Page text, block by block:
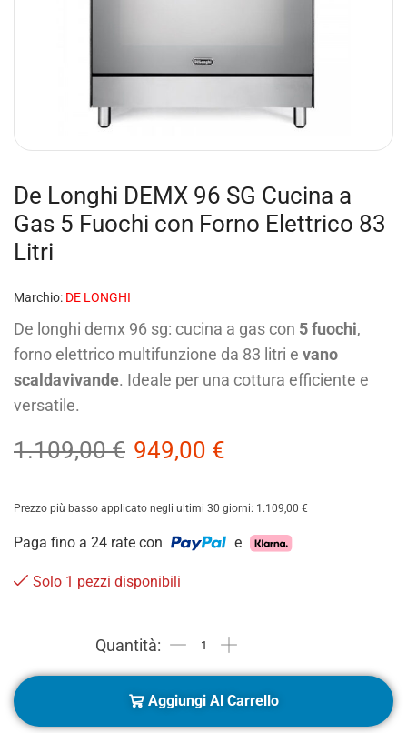
De Longhi DEMX 96 SG Cucina a
Gas 5 Fuochi con Forno Elettrico 83
Litri
Marchio: DE LONGHI
De longhi demx 96 sg: cucina a gas con 5 fuochi,
forno elettrico multifunzione da 83 litri e vano
scaldavivande. Ideale per una cottura efficiente e
versatile.
1.109,00€ 949,00 €
Prezzo più basso applicato negli ultimi 30 giorni: 1.109,00 €
Paga fino a 24 rate con e
Solo 1 pezzi disponibili
Aggiungi Al Carrello